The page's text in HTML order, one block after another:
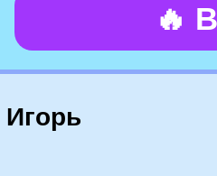
🔥
Игорь